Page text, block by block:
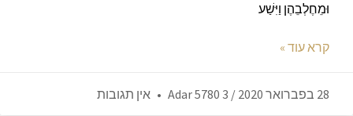
וּמֵחֶלְבֵהֶן וַיִּשַׁע
קרא עוד »
28 בפברואר 2020 / 3 Adar 5780 אין תגובות